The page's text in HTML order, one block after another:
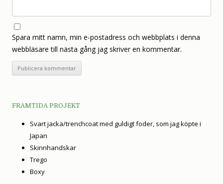
Spara mitt namn, min e-postadress och webbplats i denna
webbläsare till nästa gång jag skriver en kommentar.
FRAMTIDA PROJEKT
Svart jacka/trenchcoat med guldigt foder, som jag köpte i
Japan
Skinnhandskar
Trego
Boxy